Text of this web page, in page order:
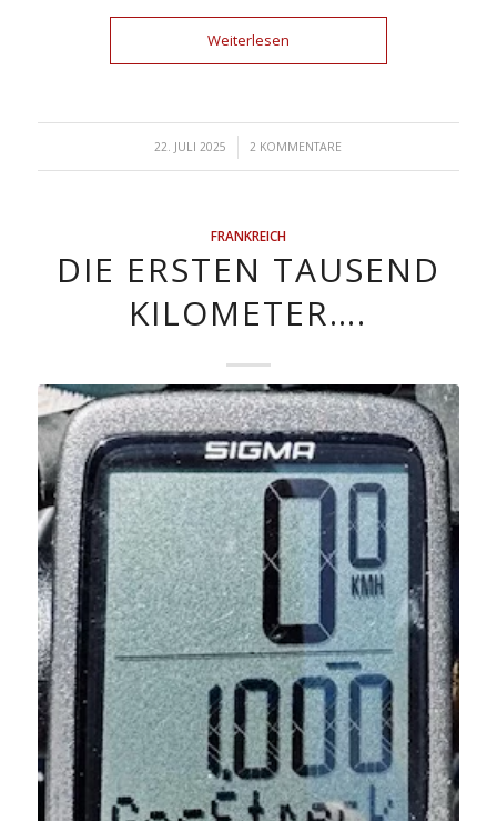
Weiterlesen
22. JULI 2025
/ 2 KOMMENTARE
FRANKREICH
DIE ERSTEN TAUSEND
KILOMETER….